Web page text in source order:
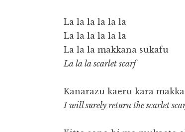
La la la la la la
La la la la la la
La la la makkana sukafu
La la la scarlet scarf
Kanarazu kaeru kara
I will surely return the scarlet